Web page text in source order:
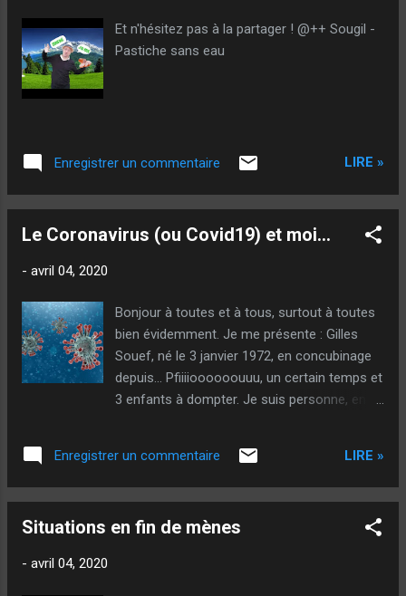
mais… Merde ! (il est rare que je sois grossier), je
souhaiterais juste… Juste ! Pouvoir jouer où je veux, quand je
veux, et avec qui je veux ! A la stricte condition, bien
évidemment, que je sois dans la loi… J’avais le droit de jeter
Et n'hésitez pas à la partager ! @++ Sougil -
Pastiche sans eau
Enregistrer un commentaire LIRE »
Le Coronavirus (ou Covid19) et moi…
- avril 04, 2020
Bonjour à toutes et à tous, surtout à toutes
bien évidemment. Je me présente : Gilles
Souef, né le 3 janvier 1972, en concubinage
depuis… Pfiiiioooooouuu, un certain temps et
3 enfants à dompter. Je suis personne, en
tout, les réseaux sociaux donnent un pouvoir
à n’importe quel idiot : pourquoi pas moi ? Je
suis plutôt philosophe dans l’âme) et me
Enregistrer un commentaire LIRE »
Situations en fin de mènes
- avril 04, 2020